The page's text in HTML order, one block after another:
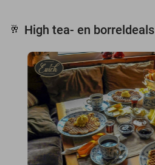
🥂 High tea- en borreldeals